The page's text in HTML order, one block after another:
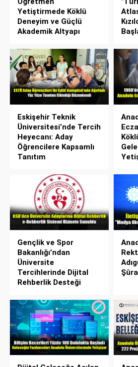
Yetiştirmede Köklü
Deneyim ve Güçlü
Akademik Altyapı
Eskişehir Teknik
Üniversitesi’nde Tercih
Heyecanı: Aday
Öğrencilere Kapsamlı
Tanıtım
Gençlik ve Spor
Bakanlığı’ndan
Üniversite
Tercihlerinde Dijital
Rehberlik Desteği